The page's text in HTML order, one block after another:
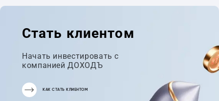
Стать клиентом
Начать инвестировать с
компанией ДОХОДЪ
КАК СТАТЬ КЛИЕНТОМ